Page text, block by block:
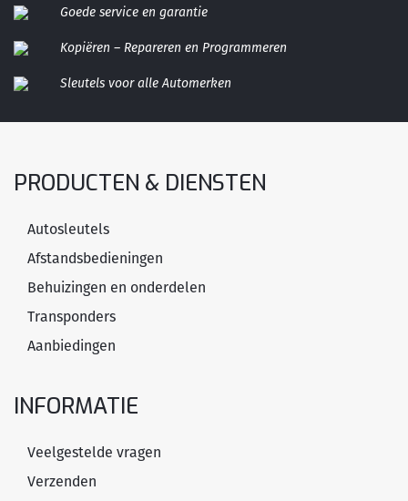
Goede service en garantie
Kopiëren – Repareren en Programmeren
Sleutels voor alle Automerken
PRODUCTEN & DIENSTEN
Autosleutels
Afstandsbedieningen
Behuizingen en onderdelen
Transponders
Aanbiedingen
INFORMATIE
Veelgestelde vragen
Verzenden